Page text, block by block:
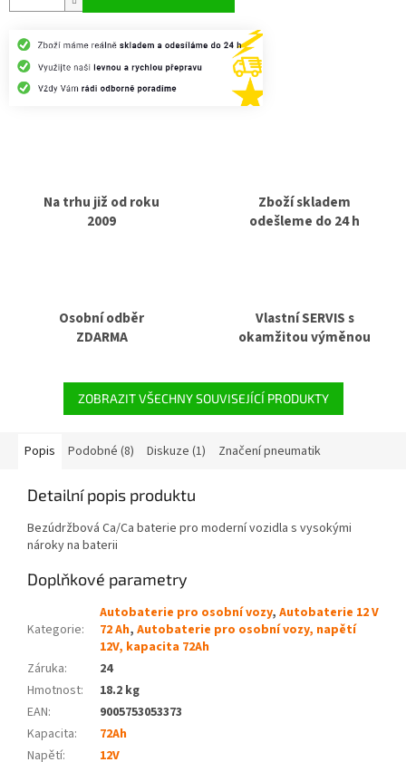
Na trhu již od roku
2009
Zboží skladem
odešleme do 24 h
Osobní odběr
ZDARMA
Vlastní SERVIS s
okamžitou výměnou
ZOBRAZIT VŠECHNY SOUVISEJÍCÍ PRODUKTY
Popis Podobné (8) Diskuze (1) Značení pneumatik
Detailní popis produktu
Bezúdržbová Ca/Ca baterie pro moderní vozidla s vysokými
nároky na baterii
Doplňkové parametry
Kategorie:
Autobaterie pro osobní vozy, Autobaterie 12 V
72 Ah, Autobaterie pro osobní vozy, napětí
12V, kapacita 72Ah
Záruka:
24
Hmotnost:
18.2 kg
EAN:
9005753053373
Kapacita:
72Ah
Napětí: 12V